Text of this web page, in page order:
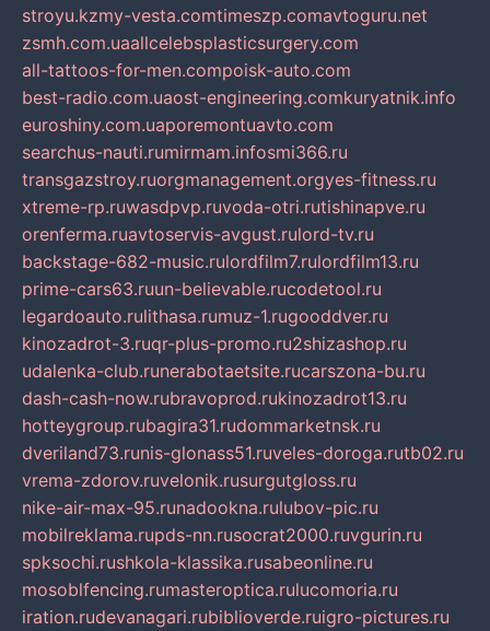
stroyu.kzmy-vesta.comtimeszp.comavtoguru.net
zsmh.com.uaallcelebsplasticsurgery.com
all-tattoos-for-men.compoisk-auto.com
best-radio.com.uaost-engineering.comkuryatnik.info
euroshiny.com.uaporemontuavto.com
searchus-nauti.rumirmam.infosmi366.ru
transgazstroy.ruorgmanagement.orgyes-fitness.ru
xtreme-rp.ruwasdpvp.ruvoda-otri.rutishinapve.ru
orenferma.ruavtoservis-avgust.rulord-tv.ru
backstage-682-music.rulordfilm7.rulordfilm13.ru
prime-cars63.ruun-believable.rucodetool.ru
legardoauto.rulithasa.rumuz-1.rugooddver.ru
kinozadrot-3.ruqr-plus-promo.ru2shizashop.ru
udalenka-club.runerabotaetsite.rucarszona-bu.ru
dash-cash-now.rubravoprod.rukinozadrot13.ru
hotteygroup.rubagira31.rudommarketnsk.ru
dveriland73.runis-glonass51.ruveles-doroga.rutb02.ru
vrema-zdorov.ruvelonik.rusurgutgloss.ru
nike-air-max-95.runadookna.rulubov-pic.ru
mobilreklama.rupds-nn.rusocrat2000.ruvgurin.ru
spksochi.rushkola-klassika.rusabeonline.ru
mosoblfencing.rumasteroptica.rulucomoria.ru
iration.rudevanagari.rubiblioverde.ruigro-pictures.ru